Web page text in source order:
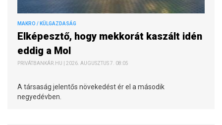
MAKRO / KÜLGAZDASÁG
Elképesztő, hogy mekkorát kaszált idén
eddig a Mol
PRIVÁTBANKÁR.HU | 2026. AUGUSZTUS 7. 08:05
A társaság jelentős növekedést ér el a második
negyedévben.